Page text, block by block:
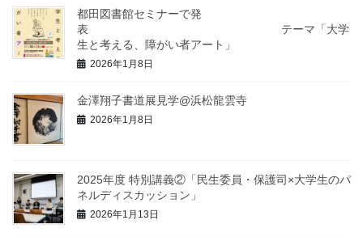
都田図書館セミナーで発
表 テーマ「大学
生と考える、障がい者アート」
2026年1月8日
金澤翔子書道展見学@浜松龍雲寺
2026年1月8日
2025年度 特別講義②「民生委員・保護司×大学生のパ
ネルディスカッション」
2026年1月13日